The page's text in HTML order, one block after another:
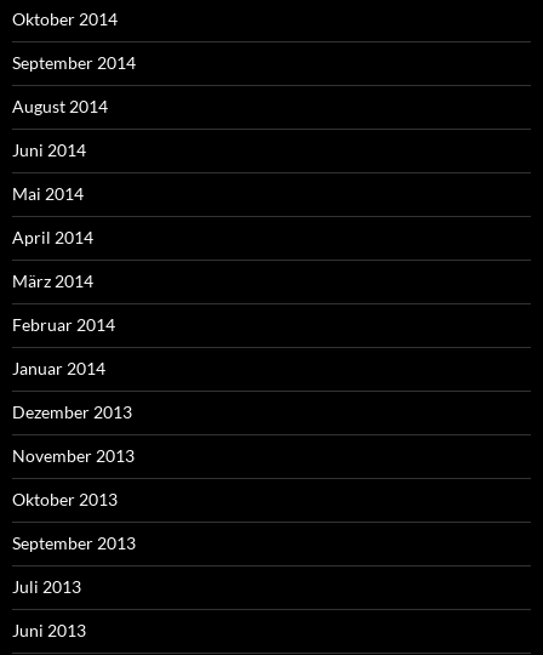
Oktober 2014
September 2014
August 2014
Juni 2014
Mai 2014
April 2014
März 2014
Februar 2014
Januar 2014
Dezember 2013
November 2013
Oktober 2013
September 2013
Juli 2013
Juni 2013